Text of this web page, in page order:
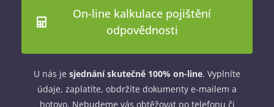
On-line kalkulace pojištění
odpovědnosti
U nás je sjednání skutečně 100% on-line. Vyplníte
údaje, zaplatíte, obdržíte dokumenty e-mailem a
hotovo. Nebudeme vás obtěžovat po telefonu či